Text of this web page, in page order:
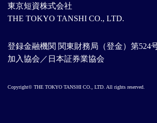
東京短資株式会社
THE TOKYO TANSHI CO., LTD.
登録金融機関 関東財務局（登金）第524
加入協会／日本証券業協会
Copyright© THE TOKYO TANSHI CO., LTD. All rights reserved.